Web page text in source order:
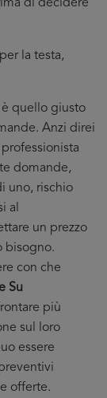
di decidere
la testa,
è quello giusto
Anzi direi
domande,
uno, rischio
al
un prezzo
bisogno.
con che
Su
più
sul loro
essere
offerte.